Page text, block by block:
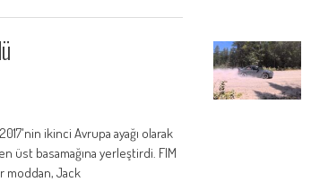
ikinci Avrupa ayağı olarak
üst basamağına yerleştirdi. FIM
moddan, Jack